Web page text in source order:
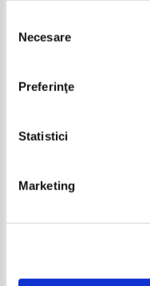
consimțământului
Necesare
Preferinţe
Statistici
Marketing
Alexandre Soljenitsyne - Le
Pret:40,00Lei 26,00 Lei